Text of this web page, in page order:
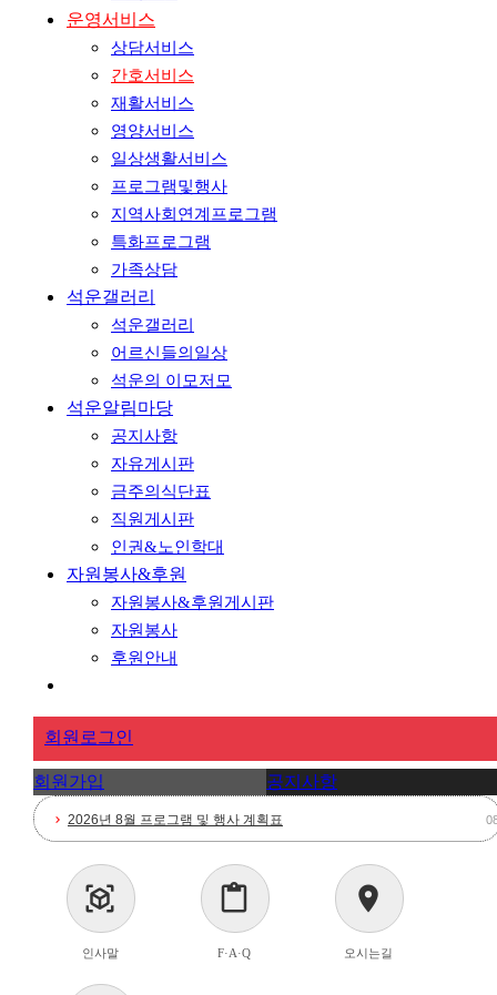
운영서비스
상담서비스
간호서비스
재활서비스
영양서비스
일상생활서비스
프로그램및행사
지역사회연계프로그램
특화프로그램
가족상담
석운갤러리
석운갤러리
어르신들의일상
석운의 이모저모
석운알림마당
공지사항
자유게시판
금주의식단표
직원게시판
인권&노인학대
자원봉사&후원
자원봉사&후원게시판
자원봉사
후원안내
회원로그인
회원가입 공지사항
chevron_right 2026년 8월 프로그램 및 행사 계획표
요양보호사 채용공고
2026년 7월 프로그램 및 행사 계획표
<요양보호사 채용공고>
view_in_ar
인사말
content_paste
F·A·Q
location_on
오시는길